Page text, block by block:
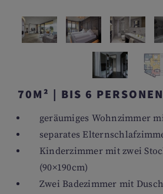
70M² | BIS 6 PERSONEN
geräumiges Wohnzimmer
separates
Kinderzimmer mit zwei
(90×190cm)
Zwei Badezimmer mit